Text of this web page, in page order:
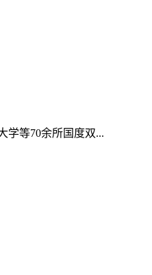
学等70余所国度双...